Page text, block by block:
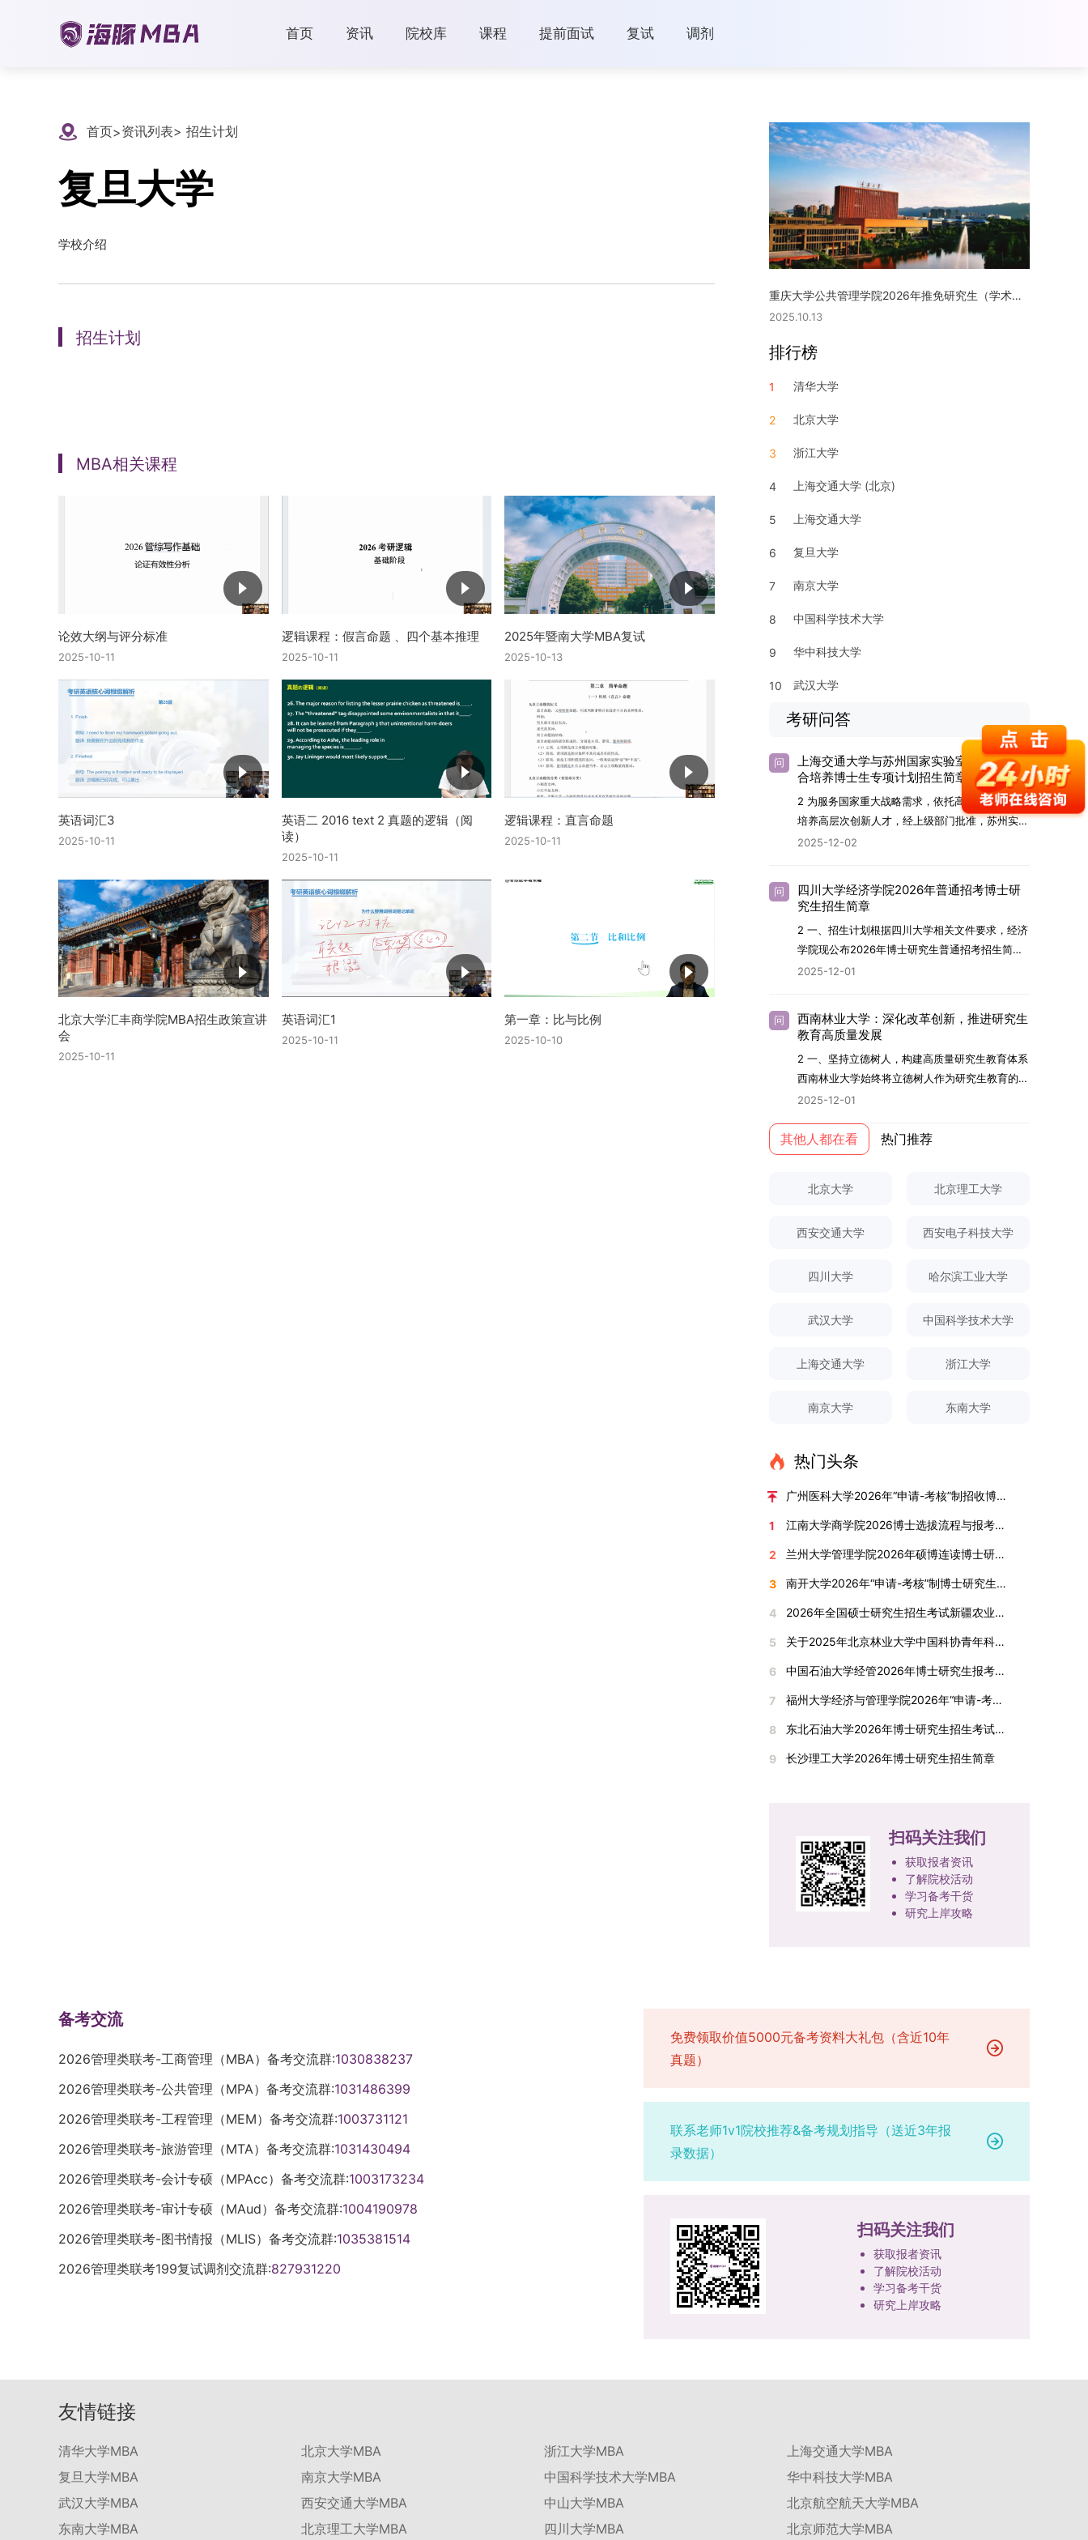
首页 资讯 院校库 课程 提前面试 复试 调剂
首页>资讯列表> 招生计划
复旦大学
学校介绍
招生计划
MBA相关课程
论效大纲与评分标准
2025-10-11
逻辑课程：假言命题 、四个基本推理
2025-10-11
2025年暨南大学MBA复试
2025-10-13
英语词汇3
2025-10-11
英语二 2016 text 2 真题的逻辑（阅
读）
2025-10-11
逻辑课程：直言命题
2025-10-11
北京大学汇丰商学院MBA招生政策宣讲
会
2025-10-11
英语词汇1
2025-10-11
第一章：比与比例
2025-10-10
重庆大学公共管理学院2026年推免研究生（学术型硕士）复试实施细则
2025.10.13
排行榜
1 清华大学
2 北京大学
3 浙江大学
4 上海交通大学 (北京)
5 上海交通大学
6 复旦大学
7 南京大学
8 中国科学技术大学
9 华中科技大学
10 武汉大学
考研问答
问
上海交通大学与苏州国家实验室2026年联
合培养博士生专项计划招生简章
2 为服务国家重大战略需求，依托高水平科研平台
培养高层次创新人才，经上级部门批准，苏州实验
室（全称“苏州国家实验室”）与上海交通大学将于
学科领域进行深度培养。相关招生政策及安排说明
展方向，培育具备科学家素养、创新精神与科研能
力，系统掌握学科前沿知识，能胜任高水平科学研
究与技术开发工作的未来领军人才。二、招生安排
（0805）、化学（0703）、电子科学与技术
（0809）、材料与化工（0856）、机械
（0855）、电子信息（0854）等相关专业。
（二）招生名额2026年度具体招生规模以国家最
（三）选拔途径共设置三种选拔方式，包括本科直
博、硕博连读与申请-考核制，将根据考生综合素
就业博士研究生。三、培养模式与学位管理（一）
基本修业年限按该校研究生学籍管理办法执行。
定年限内达到上海交通大学毕业及学位授予要求
予博士学位。四、项目特色与支持条件（一）高水
料领域大科学装置与人工智能辅助研发平台，获得
学术指导，并支持参与国际化学术交流。（三）优
助，保障学生潜心学业与研究。（四）畅通发展渠
道在培养过程中表现优异者，毕业后可优先获得苏
程（一）基本申请条件不同选拔方式的申请者需满
足相应规定：本科直博生须符合上海交通大学推荐
请者应满足当年度上海交通大学博士研究生招生的
基本条件及各学院补充规定。（二）报名方式所有
达成一致后进行网上报名：本科直博生须按规定时
间登录国家推荐免试服务系统完成志愿填报。硕博
网报名系统，选择“国家实验室联培专项”，并选定
名录内交大导师。（三）报名时间节点本科直博生
报考学院通知为准。（四）材料提交申请人须按学
校及报考学院要求，如实提交全部申请材料并完成
线上报名程序。六、考核与录取考核工作由上海交
通大学相关学院与苏州实验室联合组织，具体考核
形式、内容及流程以学院后续公布的方案为准。录
（三）住宿安排课程学习阶段由学校协调住宿；进
士研究生招生章程及相关细则执行。相关推荐：上
海市复旦大学MBA 华东理工大学MBA 浙江省
2025-12-02
问
四川大学经济学院2026年普通招考博士研
究生招生简章
2 一、招生计划根据四川大学相关文件要求，经济
学院现公布2026年博士研究生普通招考招生简
章。2026年，学院博士研究生招生全面实行“申
经济学院2026年博士生招生专业目录》。实际录
情况进行适当调整。除国家专项计划外，我院招收
定向就业考生的比例原则上不超过总计划的5%。
全日制定向就业考生在基本修业年限内须全脱产在
校学习。二、报考流程（一）报名资格1.申请人应
拥护中国共产党的领导，品德良好，遵纪守法，身
生章程》中列出的各项基本条件。2.具备较强的科
需与报考专业相关，其中一份必须由报考导师出
符合以下两项要求：①以第一作者身份在报考学
为B级（期刊等级依据《四川大学哲学社会科学期
成人获得省部级二等奖及以上科研成果奖励（以证
在网上进行，时间为2025年11月27日上午9:00至
读学校及学院发布的招生章程、简章及专业目录，
弃。（三）申请材料提交符合报考条件的考生，需
整理申请材料，确保材料齐全、顺序正确。所有纸
质申请材料及自查表须于2025年12月22日上午
示：材料送达时间以签收时间为准，逾期不予受
理；建议选择可靠快递方式邮寄；请严格对照材料
弄虚作假者，资格审查将不予通过。所有提交材料
不予退还。考生须对报名信息的真实性和准确性负
改，须在报名截止前重新填报。三、选拔与录取1.
资格审查学院将依据网上报名信息及寄达的申请材
及缴费情况。审查结果预计于2025年12月下旬在
学院将根据材料评议成绩及招生计划，确定进入复
试的考生名单。同等学力报考者须参加学校统一组
织的政治理论考试，具体时间地点另行通知，成绩
合格线为60分。非同等学力考生无需参加。3.复
试安排复试环节将对考生的思想品德、专业素养、
个人科研经历、研究成果及博士阶段研究设想等。
复试成绩按百分制计算，笔试与面试成绩各占
课程，考试形式为笔试，具体科目见复试通知。4.
表现材料进行复核。考核不合格者不予录取。四、
录取办法1.考生总成绩由材料评议成绩和复试成绩
加权得出，具体计算公式为：总成绩 = 材料评议
成绩 × 50% + 复试成绩 × 50%。2.录取工作坚
持“全面衡量、择优录取、保证质量、宁缺毋滥”原
院将向合格考生寄发录取通知书。
2025-12-01
问
西南林业大学：深化改革创新，推进研究生
教育高质量发展
2 一、坚持立德树人，构建高质量研究生教育体系
西南林业大学始终将立德树人作为研究生教育的根
本任务，积极响应“教育强国，研究生教育何为”的
党建引领研究生思想政治教育，修订并印发了《研
究生导师立德树人职责实施细则（2025年修
才兼备、科技报国的远大志向，增强社会责任感和
合。同时，学校制定《关于进一步加强研究生教育
诚信与学术道德教育，弘扬科学精神。学校坚
心，将思想政治教育贯穿研究生培养全过程。通过
生成长中的关键角色，推动形成以德为先、科研报
环境。（二）完善“五育并举”育人机制学校系统推
全面发展的育人体系。通过课程教学、科研训练、
社会实践等多种途径，提升研究生的综合素质，培
人。二、优化招生与学科结构，服务国家战略需求
西南林业大学主动对接国家重大战略和区域发展需
育服务经济社会发展的能力。目前，学校拥有4个
一级学科博士点、1个博士专业学位点，以及17个
五”期间，学校研究生规模实现显著增长，博士研
究生规模增长达211%。在招生宣传方面，学校构
招生宣传平台，持续推进招生模式改革。2024年
起全面推行“申请-考核”制博士招生，2025年进一
旺盛的学科倾斜；同时加快推进急需学科专业建
设，陆续开展“生物与医药”“低空技术与工程”等新
兴专业招生。学校还深化科教融合，单列专项招生
计划，与中国科学院昆明植物研究所、西双版纳热
带植物园等科研机构开展联合培养，探索跨学科、
撤销合并低效专业、加强社会急需学科建设，学校
不断优化学科结构。面向国家战略和产业需求，加
促进科研资源与人才培养深度融合，提升研究生的
科研创新能力与实践能力。三、深化培养模式改
专业学位研究生分类培养，优化前者课程体系的理
融合方面，学校出台《科技小院管理办法》《研究
生联合培养基地建设管理办法》等文件，明确产学
研一体化培养定位。目前已建成8个省级科技小
级优质课程近50门。2025年，学校专项投入60余
成果丰硕：2024年，研究生以第一作者发表的三
检索论文占比达91.55%；在“中国研究生创新实践
大赛”等赛事中，获国家级奖项30余项、省级奖项
校根据学术学位与专业学位不同定位，构建差异化
2025-12-01
其他人都在看 热门推荐
北京大学 北京理工大学
西安交通大学 西安电子科技大学
四川大学 哈尔滨工业大学
武汉大学 中国科学技术大学
上海交通大学 浙江大学
南京大学 东南大学
热门头条
广州医科大学2026年“申请-考核”制招收博士研究生报考公告
1 江南大学商学院2026博士选拔流程与报考条件汇总
2 兰州大学管理学院2026年硕博连读博士研究生招生“申请-考核”实施方案
3 南开大学2026年“申请-考核”制博士研究生招生录取工作实施细则
4 2026年全国硕士研究生招生考试新疆农业大学报考点网上确认公告
5 关于2025年北京林业大学中国科协青年科技人才培育工程博士生推荐工作的通知
6 中国石油大学经管2026年博士研究生报考通知
7 福州大学经济与管理学院2026年“申请-考核”制招收攻读博士学位研究生相关要求
8 东北石油大学2026年博士研究生招生考试实施细则
9 长沙理工大学2026年博士研究生招生简章
扫码关注我们
获取报者资讯
了解院校活动
学习备考干货
研究上岸攻略
备考交流
2026管理类联考-工商管理（MBA）备考交流群:1030838237
2026管理类联考-公共管理（MPA）备考交流群:1031486399
2026管理类联考-工程管理（MEM）备考交流群:1003731121
2026管理类联考-旅游管理（MTA）备考交流群:1031430494
2026管理类联考-会计专硕（MPAcc）备考交流群:1003173234
2026管理类联考-审计专硕（MAud）备考交流群:1004190978
2026管理类联考-图书情报（MLIS）备考交流群:1035381514
2026管理类联考199复试调剂交流群:827931220
免费领取价值5000元备考资料大礼包（含近10年
真题）
联系老师1v1院校推荐&备考规划指导（送近3年报
录数据）
扫码关注我们
获取报者资讯
了解院校活动
学习备考干货
研究上岸攻略
友情链接
清华大学MBA 北京大学MBA 浙江大学MBA
上海交通大学MBA
复旦大学MBA
南京大学MBA 中国科学技术大学MBA
华中科技大学MBA
武汉大学MBA
西安交通大学MBA 中山大学MBA
北京航空航天大学MBA
东南大学MBA
北京理工大学MBA 四川大学MBA 北京师范大学MBA